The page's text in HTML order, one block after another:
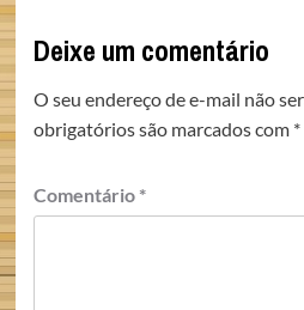
Deixe um comentário
O seu endereço de e-mail não
obrigatórios são marcados com *
Comentário *